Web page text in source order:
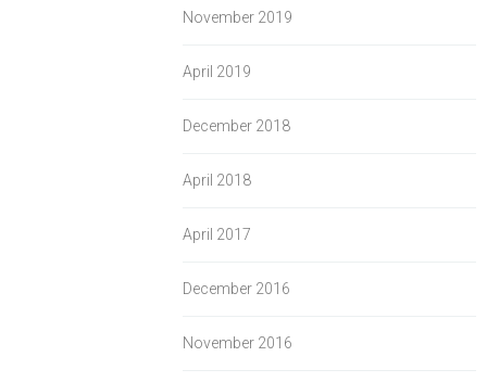
November 2019
April 2019
December 2018
April 2018
April 2017
December 2016
November 2016